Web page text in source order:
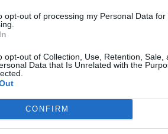
opt-out of processing my Personal Data for
opt-out of Collection, Use, Retention, Sale,
Data that Is Unrelated with the
CONFIRM
número 12
que llegó a contar con hasta
cerro sobre el barranco del río
y está catalogado como
han provocado el